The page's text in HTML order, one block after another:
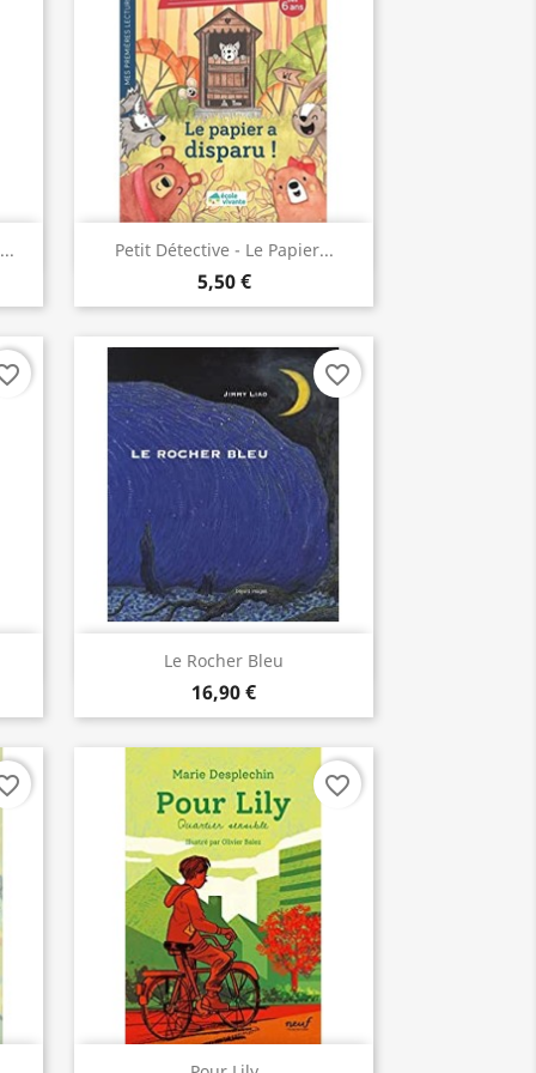
Petit Détective - Le Papier...
5,50 €
Aperçu rapide
Le Rocher Bleu
16,90 €
Aperçu rapide
favorite_border
favorite_border